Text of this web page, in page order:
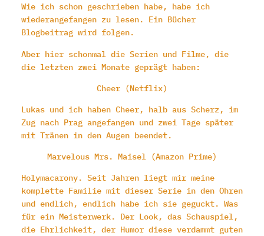
Wie ich schon geschrieben habe, habe ich
wiederangefangen zu lesen. Ein Bücher
Blogbeitrag wird folgen.
Aber hier schonmal die Serien und Filme, die
die letzten zwei Monate geprägt haben:
Cheer (Netflix)
Lukas und ich haben Cheer, halb aus Scherz, im
Zug nach Prag angefangen und zwei Tage später
mit Tränen in den Augen beendet.
Marvelous Mrs. Maisel (Amazon Prime)
Holymacarony. Seit Jahren liegt mir meine
komplette Familie mit dieser Serie in den Ohren
und endlich, endlich habe ich sie geguckt. Was
für ein Meisterwerk. Der Look, das Schauspiel,
die Ehrlichkeit, der Humor diese verdammt guten